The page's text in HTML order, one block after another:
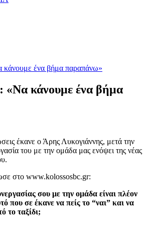
«Να κάνουμε ένα βήμα
έκανε ο Άρης Λυκογιάννης, μετά την
του με την ομάδα μας ενόψει της νέας
στο www.kolossosbc.gr:
σου με την ομάδα είναι πλέον
που σε έκανε να πείς το “ναι” και να
το ταξίδι;